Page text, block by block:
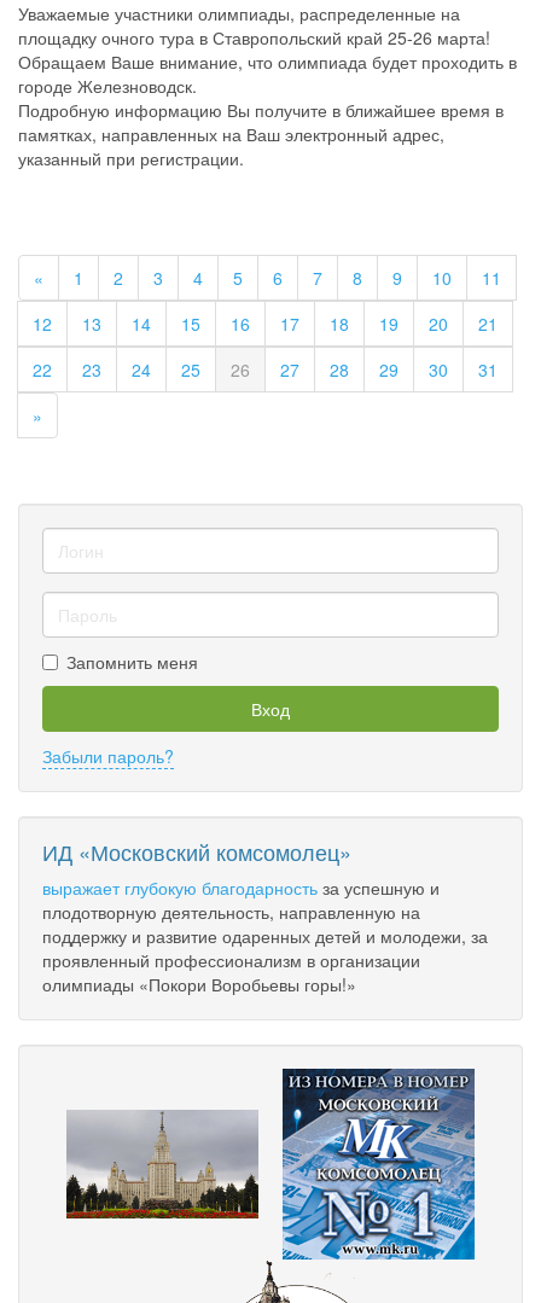
Уважаемые участники олимпиады, распределенные на
площадку очного тура в Ставропольский край 25-26 марта!
Обращаем Ваше внимание, что олимпиада будет проходить в
городе Железноводск.
Подробную информацию Вы получите в ближайшее время в
памятках, направленных на Ваш электронный адрес,
указанный при регистрации.
« 1 2 3 4 5 6 7 8 9 10
11
12
13 14 15 16 17 18 19 20
21
22
23 24 25 26 27 28 29 30
31
»
Запомнить меня
Вход
Забыли пароль?
ИД «Московский комсомолец»
выражает глубокую благодарность за успешную и
плодотворную деятельность, направленную на
поддержку и развитие одаренных детей и молодежи, за
проявленный профессионализм в организации
олимпиады «Покори Воробьевы горы!»